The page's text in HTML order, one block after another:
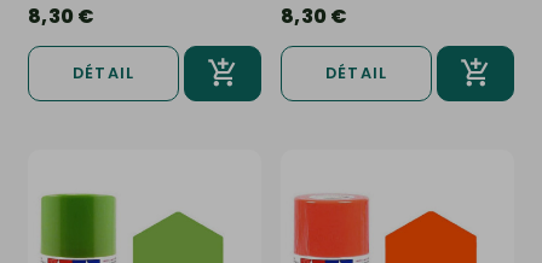
8,30 €
DÉTAIL
8,30 €
DÉTAIL